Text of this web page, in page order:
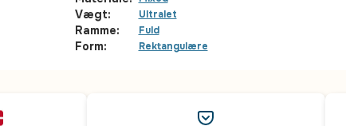
Vægt: Ultralet
Ramme: Fuld
Form: Rektangulære